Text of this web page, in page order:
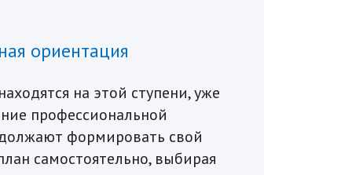
ориентация
на этой ступени, уже
профессиональной
формировать свой
самостоятельно, выбирая